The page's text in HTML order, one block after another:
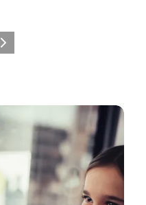
Folie
Nächste Folie
entdecken